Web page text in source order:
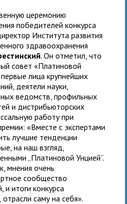
церемонию
победителей конкурса
Института развития
здравоохранения
. Он отметил, что
совет «Платиновой
лица крупнейших
деятели науки,
ведомств, профильных
и дистрибьюторских
работу при
«Вместе с экспертами
лучшие тенденции
на наш взгляд,
„Платиновой Унцией“.
мнения очень
сообщество
итоги конкурса
саму на себя».